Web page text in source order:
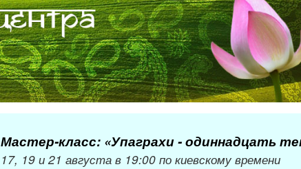
Мастер-класс: «Упаграхи - одиннадцать
17, 19 и 21 августа в 19:00 по киевскому времени